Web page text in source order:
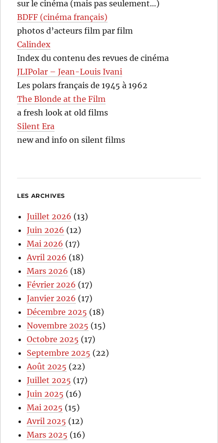
sur le cinéma (mais pas seulement…)
BDFF (cinéma français)
photos d’acteurs film par film
Calindex
Index du contenu des revues de cinéma
JLIPolar – Jean-Louis Ivani
Les polars français de 1945 à 1962
The Blonde at the Film
a fresh look at old films
Silent Era
new and info on silent films
LES ARCHIVES
Juillet 2026 (13)
Juin 2026 (12)
Mai 2026 (17)
Avril 2026 (18)
Mars 2026 (18)
Février 2026 (17)
Janvier 2026 (17)
Décembre 2025 (18)
Novembre 2025 (15)
Octobre 2025 (17)
Septembre 2025 (22)
Août 2025 (22)
Juillet 2025 (17)
Juin 2025 (16)
Mai 2025 (15)
Avril 2025 (12)
Mars 2025 (16)